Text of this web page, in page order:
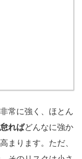
常に強く、ほとん
ればどんなに強か
まります。ただ、